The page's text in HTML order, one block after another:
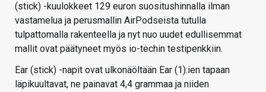
(stick) -kuulokkeet 129 euron suositushinnalla ilman
vastamelua ja perusmallin AirPodseista tutulla
tulpattomalla rakenteella ja nyt nuo uudet edullisemmat
mallit ovat päätyneet myös io-techin testipenkkiin.
Ear (stick) -napit ovat ulkonäöltään Ear (1):ien tapaan
läpikuultavat, ne painavat 4,4 grammaa ja niiden